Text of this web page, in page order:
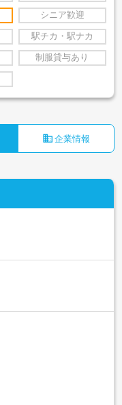
シニア歓迎
駅チカ・駅ナカ
制服貸与あり
business 企業情報